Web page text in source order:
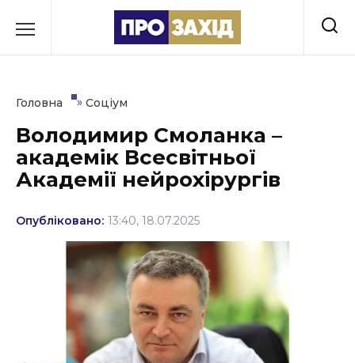
до
Культура
Освіта
Події
Політика
Соціум
Спорт
Головна » Соціум
Володимир Смоланка –
академік Всесвітньої
Академії нейрохірургів
Опубліковано: 13:40, 18.07.2025